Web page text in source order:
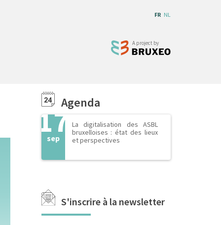
FR NL
Agenda
17
sep
La digitalisation des ASBL
bruxelloises : état des lieux
et perspectives
S'inscrire à la newsletter